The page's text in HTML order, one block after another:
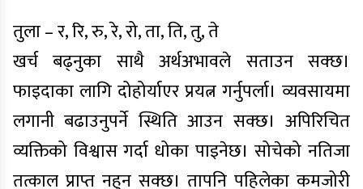
तुला – र, रि, रु, रे, रो, ता, ति, तु, ते
खर्च बढ्नुका साथै अर्थअभावले सताउन सक्छ।
फाइदाका लागि दोहोर्याएर प्रयत्न गर्नुपर्ला। व्यवसायमा
लगानी बढाउनुपर्ने स्थिति आउन सक्छ। अपिरिचित
व्यक्तिको विश्वास गर्दा धोका पाइनेछ। सोचेको नतिजा
तत्काल प्राप्त नहुन सक्छ। तापनि पहिलेका कमजोरी